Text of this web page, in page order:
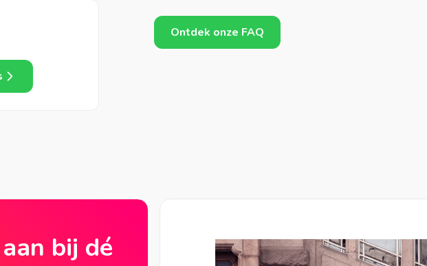
Ontdek onze FAQ
bij dé